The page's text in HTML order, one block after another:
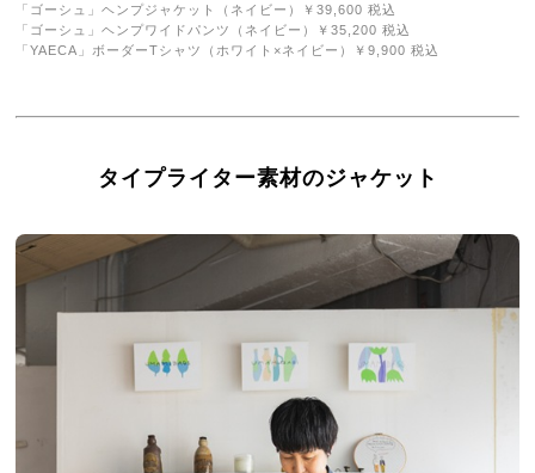
「ゴーシュ」ヘンプジャケット（ネイビー）￥39,600 税込
「ゴーシュ」ヘンプワイドパンツ（ネイビー）￥35,200 税込
「YAECA」ボーダーTシャツ（ホワイト×ネイビー）￥9,900 税込
タイプライター素材のジャケット